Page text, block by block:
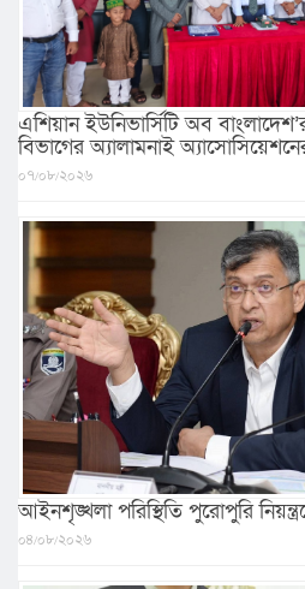
এশিয়ান ইউনিভার্সিটি অব
বিভাগের অ্যালামনাই
০৭/০৮/২০২৬
আইনশৃঙ্খলা পরিস্থিতি পুরোপুরি নিয়ন্ত্রণে
০৪/০৮/২০২৬